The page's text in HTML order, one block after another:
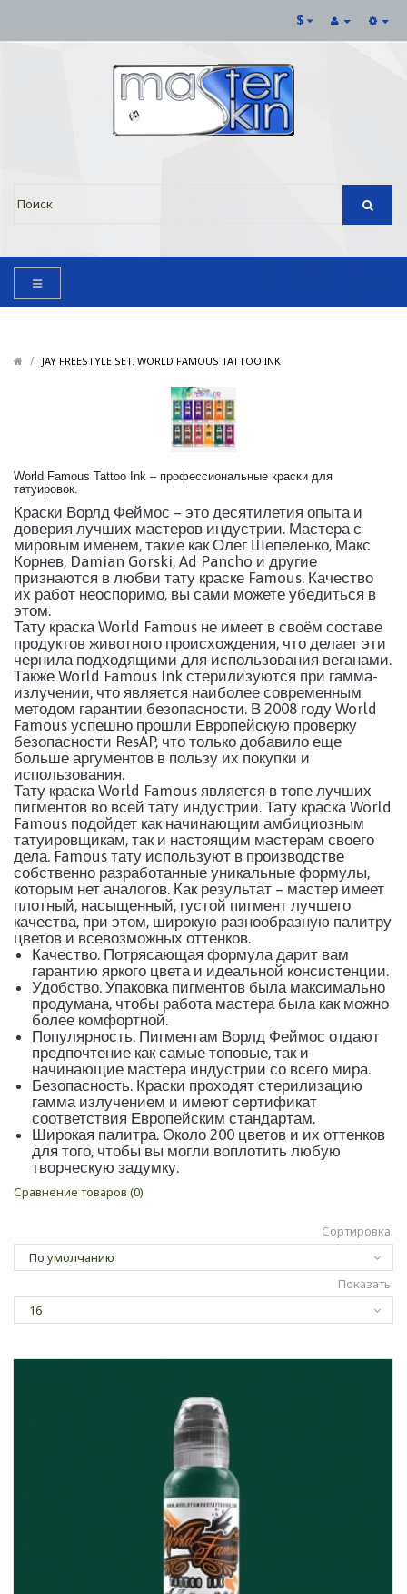
$
/ JAY FREESTYLE SET. WORLD FAMOUS TATTOO INK
World Famous Tattoo Ink – профессиональные краски для
татуировок.
Краски Ворлд Феймос – это десятилетия опыта и
доверия лучших мастеров индустрии. Мастера с
мировым именем, такие как Олег Шепеленко, Макс
Корнев, Damian Gorski, Ad Pancho и другие
признаются в любви тату краске Famous. Качество
их работ неоспоримо, вы сами можете убедиться в
этом.
Тату краска World Famous не имеет в своём составе
продуктов животного происхождения, что делает эти
чернила подходящими для использования веганами.
Также World Famous Ink стерилизуются при гамма-
излучении, что является наиболее современным
методом гарантии безопасности. В 2008 году World
Famous успешно прошли Европейскую проверку
безопасности ResAP, что только добавило еще
больше аргументов в пользу их покупки и
использования.
Тату краска World Famous является в топе лучших
пигментов во всей тату индустрии. Тату краска World
Famous подойдет как начинающим амбициозным
татуировщикам, так и настоящим мастерам своего
дела. Famous тату используют в производстве
собственно разработанные уникальные формулы,
которым нет аналогов. Как результат – мастер имеет
плотный, насыщенный, густой пигмент лучшего
качества, при этом, широкую разнообразную палитру
цветов и всевозможных оттенков.
Качество. Потрясающая формула дарит вам
гарантию яркого цвета и идеальной консистенции.
Удобство. Упаковка пигментов была максимально
продумана, чтобы работа мастера была как можно
более комфортной.
Популярность. Пигментам Ворлд Феймос отдают
предпочтение как самые топовые, так и
начинающие мастера индустрии со всего мира.
Безопасность. Краски проходят стерилизацию
гамма излучением и имеют сертификат
соответствия Европейским стандартам.
Широкая палитра. Около 200 цветов и их оттенков
для того, чтобы вы могли воплотить любую
творческую задумку.
Сравнение товаров (0)
Сортировка:
Показать: